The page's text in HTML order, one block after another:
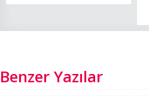
Benzer Yazılar